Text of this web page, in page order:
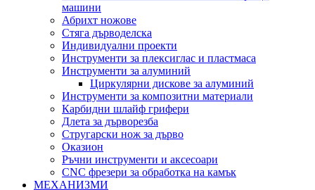
машини
Абрихт ножове
Стяга дърводелска
Индивидуални проекти
Инструменти за плексиглас и пластмаса
Инструменти за алуминий
Циркулярни дискове за алуминий
Инструменти за композитни материали
Карбидни шлайф грифери
Длета за дърворезба
Стругарски нож за дърво
Оказион
Ръчни инструменти и аксесоари
CNC фрезери за обработка на камък
МЕХАНИЗМИ